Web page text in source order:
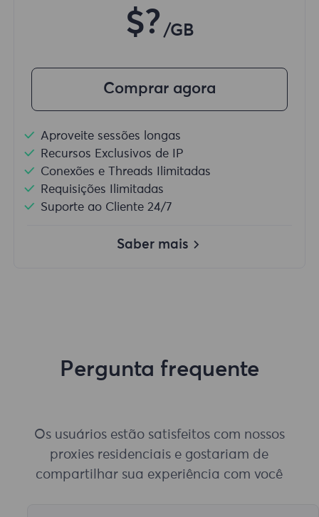
$? /GB
Comprar agora
Aproveite sessões longas
Recursos Exclusivos de IP
Conexões e Threads Ilimitadas
Requisições Ilimitadas
Suporte ao Cliente 24/7
Saber mais
Pergunta frequente
Os usuários estão satisfeitos com nossos
proxies residenciais e gostariam de
compartilhar sua experiência com você